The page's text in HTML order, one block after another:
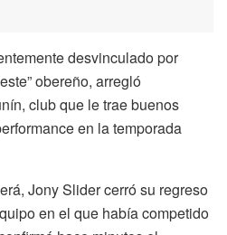
desvinculado por
obereño, arregló
club que le trae buenos
en la temporada
Jony Slider cerró su regreso
en el que había competido